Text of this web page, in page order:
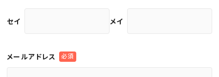
セイ メイ
メールアドレス